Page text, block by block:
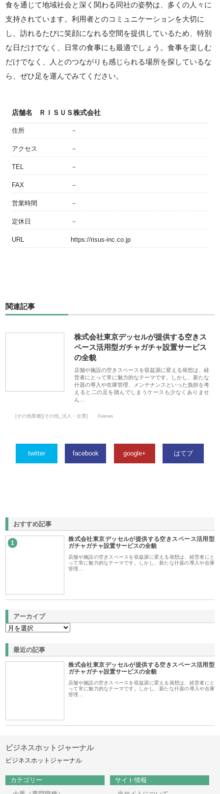
食を通じて地域社会と深く関わる同社の姿勢は、多くの人々に
支持されています。利用者とのコミュニケーションを大切に
し、訪れるたびに笑顔になれる空間を提供しているため、特別
な日だけでなく、日常の食事にも最適でしょう。食事を楽しむ
だけでなく、人とのつながりも感じられる場所を探しているな
ら、ぜひ足を運んでみてください。
店舗名 ＲＩＳＵＳ株式会社
住所 －
アクセス －
TEL －
FAX －
営業時間 －
定休日 －
URL https://risus-inc.co.jp
関連記事
株式会社東京デッセルが提供する空きス
ペース活用型ガチャガチャ設置サービス
の全貌
店舗や施設の空きスペースを収益源に変える発想は、経
営者にとって常に魅力的なテーマです。しかし、新たな
什器の導入や在庫管理、メンテナンスといった負担を考
えると二の足を踏んでしまうケースも少なくありませ
ん…
[その他業種][その他_法人・企業] 0views
twitter facebook google+ はてブ
おすすめ記事
1
株式会社東京デッセルが提供する空きスペース活用型
ガチャガチャ設置サービスの全貌
店舗や施設の空きスペースを収益源に変える発想は、経営者にと
って常に魅力的なテーマです。しかし、新たな什器の導入や在庫
管理…
アーカイブ
最近の記事
株式会社東京デッセルが提供する空きスペース活用型
ガチャガチャ設置サービスの全貌
店舗や施設の空きスペースを収益源に変える発想は、経営者にと
って常に魅力的なテーマです。しかし、新たな什器の導入や在庫
管理…
ビジネスホットジャーナル
ビジネスホットジャーナル
カテゴリー
サイト情報